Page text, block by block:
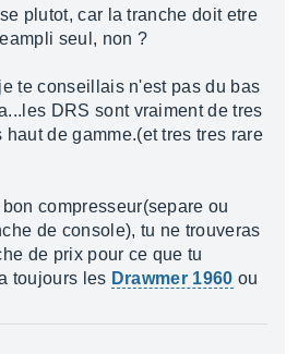
plutot, car la tranche doit etre
seul, non ?
te conseillais n'est pas du bas
DRS sont vraiment de tres
haut de gamme.(et tres tres rare
compresseur(separe ou
de console), tu ne trouveras
de prix pour ce que tu
toujours les Drawmer 1960 ou